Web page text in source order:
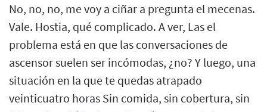
No, no, no, me voy a ciñar a pregunta el mecenas.
Vale. Hostia, qué complicado. A ver, Las el
problema está en que las conversaciones de
ascensor suelen ser incómodas, ¿no? Y luego, una
situación en la que te quedas atrapado
veinticuatro horas Sin comida, sin cobertura, sin